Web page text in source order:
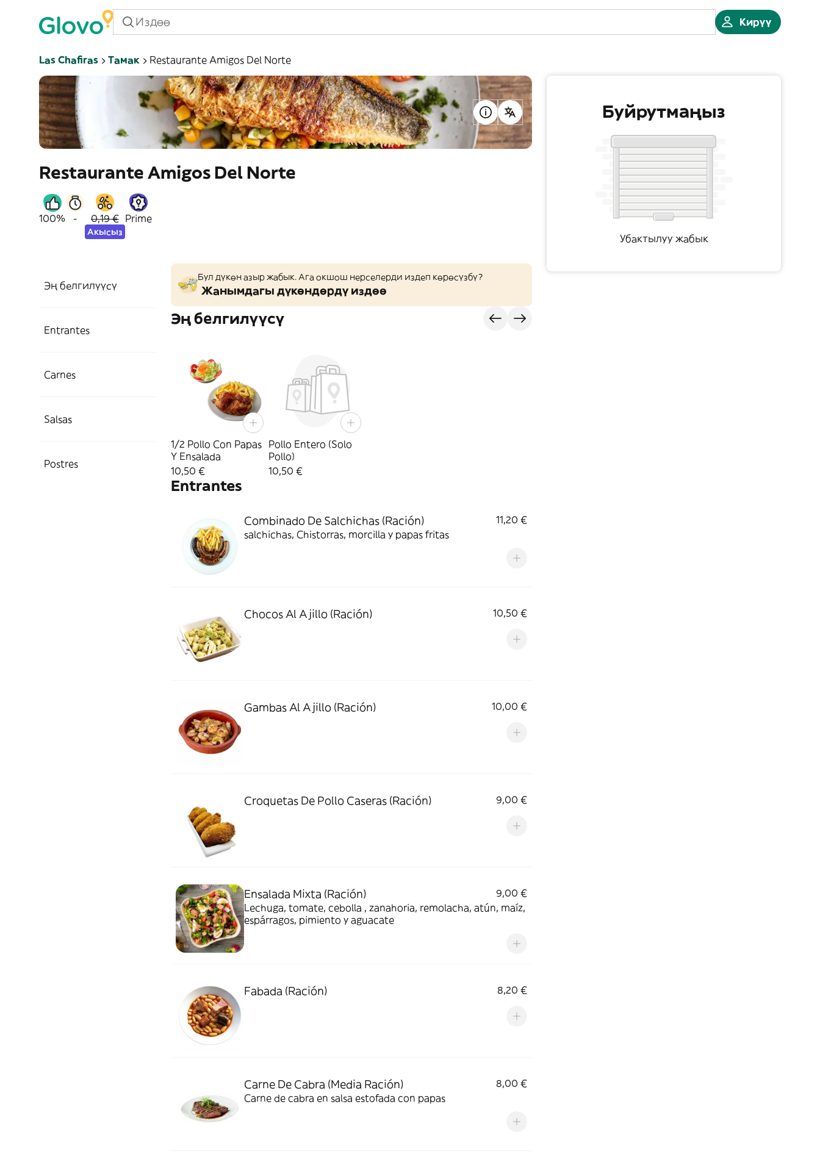
Кирүү
Las Chafiras Тамак Restaurante Amigos Del Norte
Restaurante Amigos Del Norte
100% - 0,19 €
Акысыз
Prime
Эң белгилүүсү
Entrantes
Carnes
Salsas
Postres
Бул дүкөн азыр жабык. Ага окшош нерселерди издеп көрөсүзбү?
Жанымдагы дүкөндөрдү издөө
Эң белгилүүсү
1/2 Pollo Con Papas
Y Ensalada
10,50 €
Pollo Entero (Solo
Pollo)
10,50 €
Entrantes
Combinado De Salchichas (Ración)
11,20 €
salchichas, Chistorras, morcilla y papas fritas
Chocos Al Ajillo (Ración) 10,50 €
Gambas Al Ajillo (Ración) 10,00 €
Croquetas De Pollo Caseras (Ración) 9,00 €
Ensalada Mixta (Ración)
9,00 €
Lechuga, tomate, cebolla , zanahoria, remolacha, atún, maíz,
espárragos, pimiento y aguacate
Fabada (Ración) 8,20 €
Carne De Cabra (Media Ración)
8,00 €
Carne de cabra en salsa estofada con papas
Буйрутмаңыз
Убактылуу жабык